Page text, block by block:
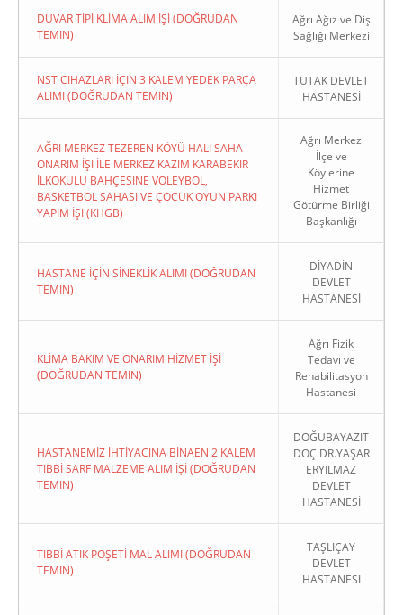
DUVAR TİPİ KLİMA ALIM İŞİ (DOĞRUDAN
TEMIN)
Ağrı Ağız ve Diş
Sağlığı Merkezi
NST CIHAZLARI İÇIN 3 KALEM YEDEK PARÇA
ALIMI (DOĞRUDAN TEMIN)
TUTAK DEVLET
HASTANESİ
AĞRI MERKEZ TEZEREN KÖYÜ HALI SAHA
ONARIM İŞI İLE MERKEZ KAZIM KARABEKIR
İLKOKULU BAHÇESINE VOLEYBOL,
BASKETBOL SAHASI VE ÇOCUK OYUN PARKI
YAPIM İŞI (KHGB)
Ağrı Merkez
İlçe ve
Köylerine
Hizmet
Götürme Birliği
Başkanlığı
HASTANE İÇİN SİNEKLİK ALIMI (DOĞRUDAN
TEMIN)
DİYADİN
DEVLET
HASTANESİ
KLİMA BAKIM VE ONARIM HİZMET İŞİ
(DOĞRUDAN TEMIN)
Ağrı Fizik
Tedavi ve
Rehabilitasyon
Hastanesi
HASTANEMİZ İHTİYACINA BİNAEN 2 KALEM
TIBBİ SARF MALZEME ALIM İŞİ (DOĞRUDAN
TEMIN)
DOĞUBAYAZIT
DOÇ DR.YAŞAR
ERYILMAZ
DEVLET
HASTANESİ
TIBBİ ATIK POŞETİ MAL ALIMI (DOĞRUDAN
TEMIN)
TAŞLIÇAY
DEVLET
HASTANESİ